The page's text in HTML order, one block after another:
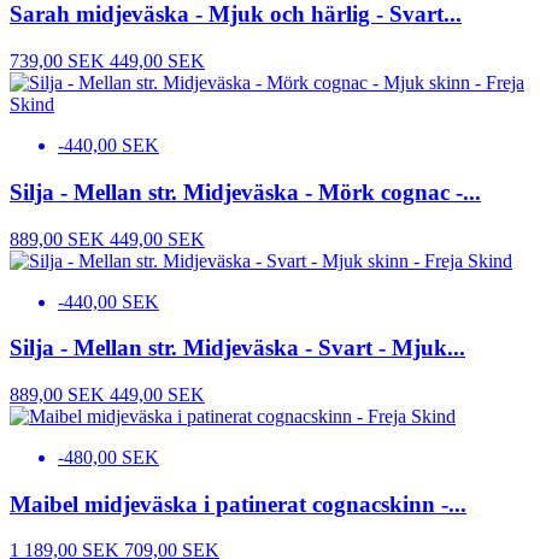
Sarah midjeväska - Mjuk och härlig - Svart...
739,00 SEK 449,00 SEK
-440,00 SEK
Silja - Mellan str. Midjeväska - Mörk cognac -...
889,00 SEK 449,00 SEK
-440,00 SEK
Silja - Mellan str. Midjeväska - Svart - Mjuk...
889,00 SEK 449,00 SEK
-480,00 SEK
Maibel midjeväska i patinerat cognacskinn -...
1 189,00 SEK 709,00 SEK